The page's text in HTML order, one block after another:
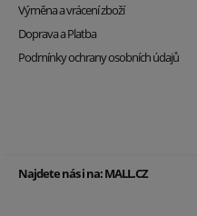
Výměna a vrácení zboží
Doprava a Platba
Podmínky ochrany osobních údajů
Najdete nás i na:MALL.CZ